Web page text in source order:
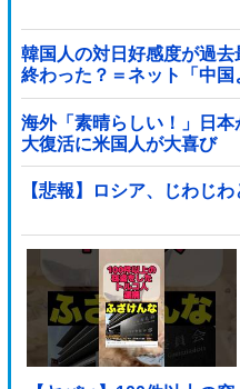
韓国人の対日好感度が過
終わった？＝ネット「中国
海外「素晴らしい！」日
大復活に米国人が大喜び
【悲報】ロシア、じわじ